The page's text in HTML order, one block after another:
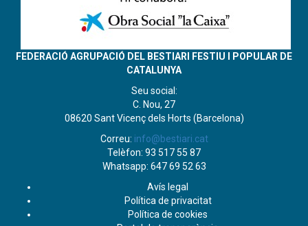
FEDERACIÓ AGRUPACIÓ DEL BESTIARI FESTIU I POPULAR DE
CATALUNYA
Seu social:
C. Nou, 27
08620 Sant Vicenç dels Horts (Barcelona)
Correu: info@bestiari.cat
Telèfon: 93 517 55 87
Whatsapp: 647 69 52 63
Avís legal
Política de privacitat
Política de cookies